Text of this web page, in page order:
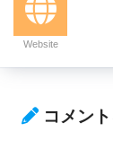
Website
コメン